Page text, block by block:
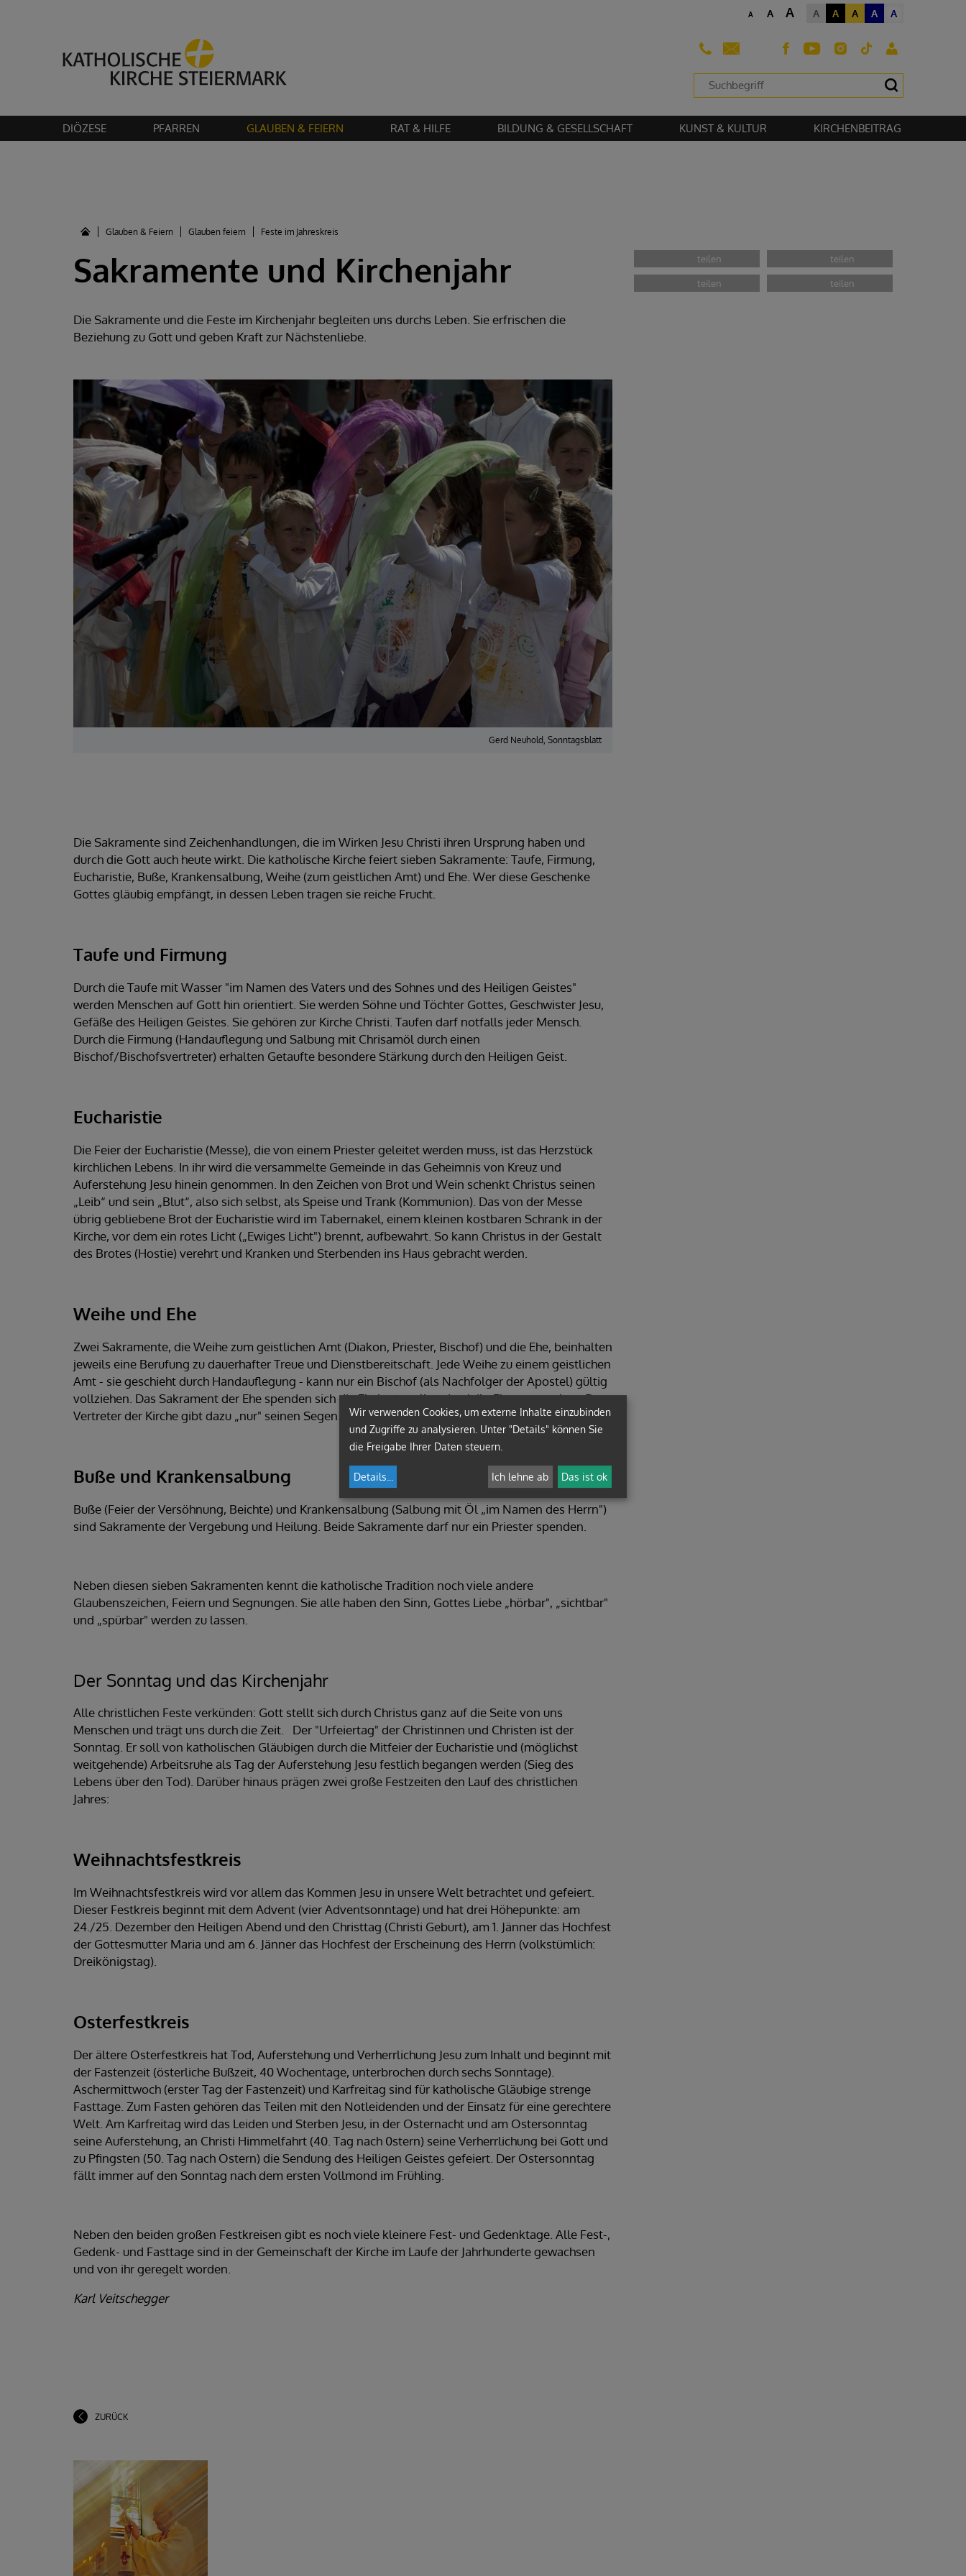
, um diesen Inhalt sehen zu können.
A A A A A A A A
DIÖZESE PFARREN GLAUBEN & FEIERN RAT & HILFE BILDUNG & GESELLSCHAFT KUNST & KULTUR KIRCHENBEITRAG
Glauben & Feiern Glauben feiern Feste im Jahreskreis
Sakramente und Kirchenjahr
Die Sakramente und die Feste im Kirchenjahr begleiten uns durchs Leben. Sie erfrischen die
Beziehung zu Gott und geben Kraft zur Nächstenliebe.
Gerd Neuhold, Sonntagsblatt
Die Sakramente sind Zeichenhandlungen, die im Wirken Jesu Christi ihren Ursprung haben und
durch die Gott auch heute wirkt. Die katholische Kirche feiert sieben Sakramente: Taufe, Firmung,
Eucharistie, Buße, Krankensalbung, Weihe (zum geistlichen Amt) und Ehe. Wer diese Geschenke
Gottes gläubig empfängt, in dessen Leben tragen sie reiche Frucht.
Taufe und Firmung
Durch die Taufe mit Wasser "im Namen des Vaters und des Sohnes und des Heiligen Geistes"
werden Menschen auf Gott hin orientiert. Sie werden Söhne und Töchter Gottes, Geschwister Jesu,
Gefäße des Heiligen Geistes. Sie gehören zur Kirche Christi. Taufen darf notfalls jeder Mensch.
Durch die Firmung (Handauflegung und Salbung mit Chrisamöl durch einen
Bischof/Bischofsvertreter) erhalten Getaufte besondere Stärkung durch den Heiligen Geist.
Eucharistie
Die Feier der Eucharistie (Messe), die von einem Priester geleitet werden muss, ist das Herzstück
kirchlichen Lebens. In ihr wird die versammelte Gemeinde in das Geheimnis von Kreuz und
Auferstehung Jesu hinein genommen. In den Zeichen von Brot und Wein schenkt Christus seinen
„Leib“ und sein „Blut“, also sich selbst, als Speise und Trank (Kommunion). Das von der Messe
übrig gebliebene Brot der Eucharistie wird im Tabernakel, einem kleinen kostbaren Schrank in der
Kirche, vor dem ein rotes Licht („Ewiges Licht") brennt, aufbewahrt. So kann Christus in der Gestalt
des Brotes (Hostie) verehrt und Kranken und Sterbenden ins Haus gebracht werden.
Weihe und Ehe
Zwei Sakramente, die Weihe zum geistlichen Amt (Diakon, Priester, Bischof) und die Ehe, beinhalten
jeweils eine Berufung zu dauerhafter Treue und Dienstbereitschaft. Jede Weihe zu einem geistlichen
Amt - sie geschieht durch Handauflegung - kann nur ein Bischof (als Nachfolger der Apostel) gültig
vollziehen. Das Sakrament der Ehe spenden sich die Eheleute selbst durch ihr Eheversprechen. Der
Vertreter der Kirche gibt dazu „nur" seinen Segen.
Buße und Krankensalbung
Buße (Feier der Versöhnung, Beichte) und Krankensalbung (Salbung mit Öl „im Namen des Herrn")
sind Sakramente der Vergebung und Heilung. Beide Sakramente darf nur ein Priester spenden.
Neben diesen sieben Sakramenten kennt die katholische Tradition noch viele andere
Glaubenszeichen, Feiern und Segnungen. Sie alle haben den Sinn, Gottes Liebe „hörbar", „sichtbar"
und „spürbar" werden zu lassen.
Der Sonntag und das Kirchenjahr
Alle christlichen Feste verkünden: Gott stellt sich durch Christus ganz auf die Seite von uns
Menschen und trägt uns durch die Zeit.
Der "Urfeiertag" der Christinnen und Christen ist der
Sonntag. Er soll von katholischen Gläubigen durch die Mitfeier der Eucharistie und (möglichst
weitgehende) Arbeitsruhe als Tag der Auferstehung Jesu festlich begangen werden (Sieg des
Lebens über den Tod). Darüber hinaus prägen zwei große Festzeiten den Lauf des christlichen
Jahres:
Weihnachtsfestkreis
Im Weihnachtsfestkreis wird vor allem das Kommen Jesu in unsere Welt betrachtet und gefeiert.
Dieser Festkreis beginnt mit dem Advent (vier Adventsonntage) und hat drei Höhepunkte: am
24./25. Dezember den Heiligen Abend und den Christtag (Christi Geburt), am 1. Jänner das Hochfest
der Gottesmutter Maria und am 6. Jänner das Hochfest der Erscheinung des Herrn (volkstümlich:
Dreikönigstag).
Osterfestkreis
Der ältere Osterfestkreis hat Tod, Auferstehung und Verherrlichung Jesu zum Inhalt und beginnt mit
der Fastenzeit (österliche Bußzeit, 40 Wochentage, unterbrochen durch sechs Sonntage).
Aschermittwoch (erster Tag der Fastenzeit) und Karfreitag sind für katholische Gläubige strenge
Fasttage. Zum Fasten gehören das Teilen mit den Notleidenden und der Einsatz für eine gerechtere
Welt. Am Karfreitag wird das Leiden und Sterben Jesu, in der Osternacht und am Ostersonntag
seine Auferstehung, an Christi Himmelfahrt (40. Tag nach 0stern) seine Verherrlichung bei Gott und
zu Pfingsten (50. Tag nach Ostern) die Sendung des Heiligen Geistes gefeiert. Der Ostersonntag
fällt immer auf den Sonntag nach dem ersten Vollmond im Frühling.
Neben den beiden großen Festkreisen gibt es noch viele kleinere Fest- und Gedenktage. Alle Fest-,
Gedenk- und Fasttage sind in der Gemeinschaft der Kirche im Laufe der Jahrhunderte gewachsen
und von ihr geregelt worden.
Karl Veitschegger
ZURÜCK
Wir verwenden Cookies, um externe Inhalte einzubinden
und Zugriffe zu analysieren. Unter "Details" können Sie
die Freigabe Ihrer Daten steuern.
Details Ich lehne ab Das ist ok